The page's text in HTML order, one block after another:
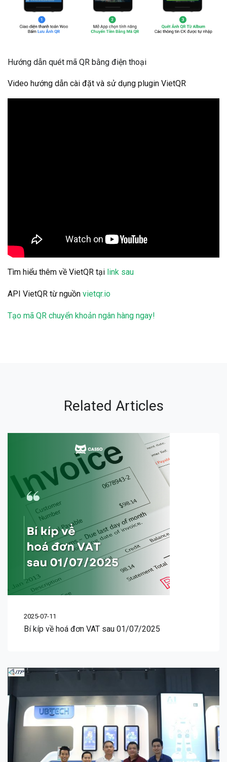
Hướng dẫn quét mã QR bằng điện thoại
Video hướng dẫn cài đặt và sử dụng plugin VietQR
Tìm hiểu thêm về VietQR tại link sau
API VietQR từ nguồn vietqr.io
Tạo mã QR chuyển khoản ngân hàng ngay!
Related Articles
2025-07-11
Bí kíp về hoá đơn VAT sau 01/07/2025